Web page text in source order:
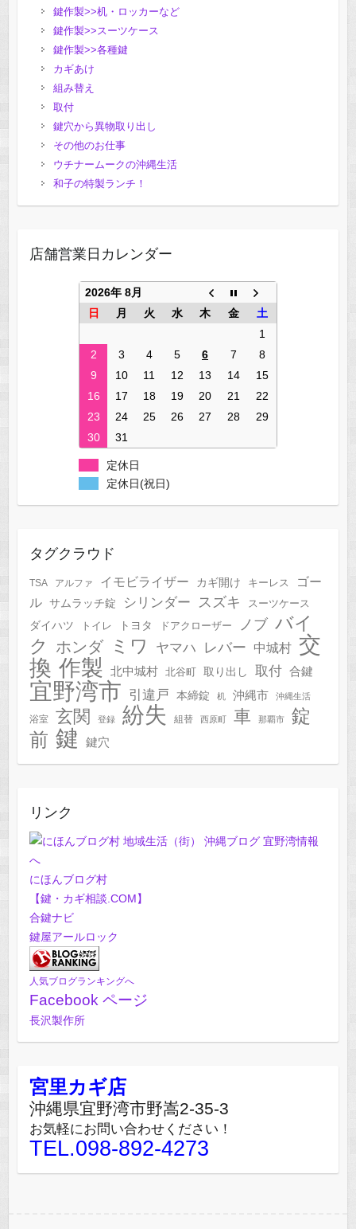
鍵作製>>机・ロッカーなど
鍵作製>>スーツケース
鍵作製>>各種鍵
カギあけ
組み替え
取付
鍵穴から異物取り出し
その他のお仕事
ウチナームークの沖縄生活
和子の特製ランチ！
店舗営業日カレンダー
2026年 8月
日
月 火 水 木 金
土
1
2
3 4 5 6 7
8
9
10 11 12 13 14
15
16
17 18 19 20 21
22
23
24 25 26 27 28
29
30
31
定休日
定休日(祝日)
タグクラウド
TSA アルファ イモビライザー カギ開け キーレス
ゴー
ル サムラッチ錠 シリンダー スズキ
スーツケース
ダイハツ
トイレ トヨタ ドアクローザー ノブ バイ
ク
ホンダ ミワ ヤマハ レバー 中城村 交
換 作製 北中城村 北谷町 取り出し 取付 合鍵
宜野湾市 引違戸 本締錠 机 沖縄市 沖縄生活
浴室 玄関 登録 紛失 組替 西原町 車 那覇市
錠
前 鍵 鍵穴
リンク
にほんブログ村
【鍵・カギ相談.COM】
合鍵ナビ
鍵屋アールロック
人気ブログランキングへ
Facebook ページ
長沢製作所
宮里カギ店
沖縄県宜野湾市野嵩2-35-3
お気軽にお問い合わせください！
TEL.098-892-4273